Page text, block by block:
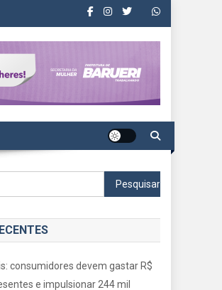
Pesquisar
por:
consumidores devem gastar R$
e impulsionar 244 mil